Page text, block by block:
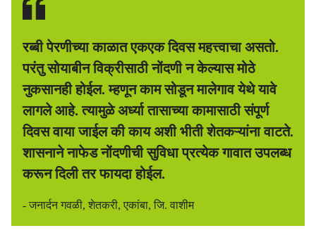
रब्बी पेरणीच्या काळात एकएक दिवस महत्त्वाचा असतो.
परंतु सोयाबीन विक्रीसाठी नोंदणी न केल्यास मोठे
नुकसानही होईल. म्हणून काम सोडून मालेगाव येथे यावे
लागले आहे. त्यामुळे अर्ध्या तासाच्या कामासाठी संपूर्ण
दिवस वाया जाईल की काय अशी भीती शेतकऱ्यांना वाटते.
शासनाने नाफेड नोंदणीची सुविधा प्रत्येक गावात उपलब्ध
करून दिली तर फायदा होईल.
- जनार्दन गवळी, शेतकरी, एकांबा, जि. वाशीम